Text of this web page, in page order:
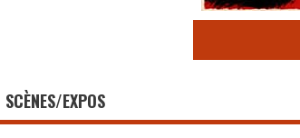
SCÈNES/EXPOS